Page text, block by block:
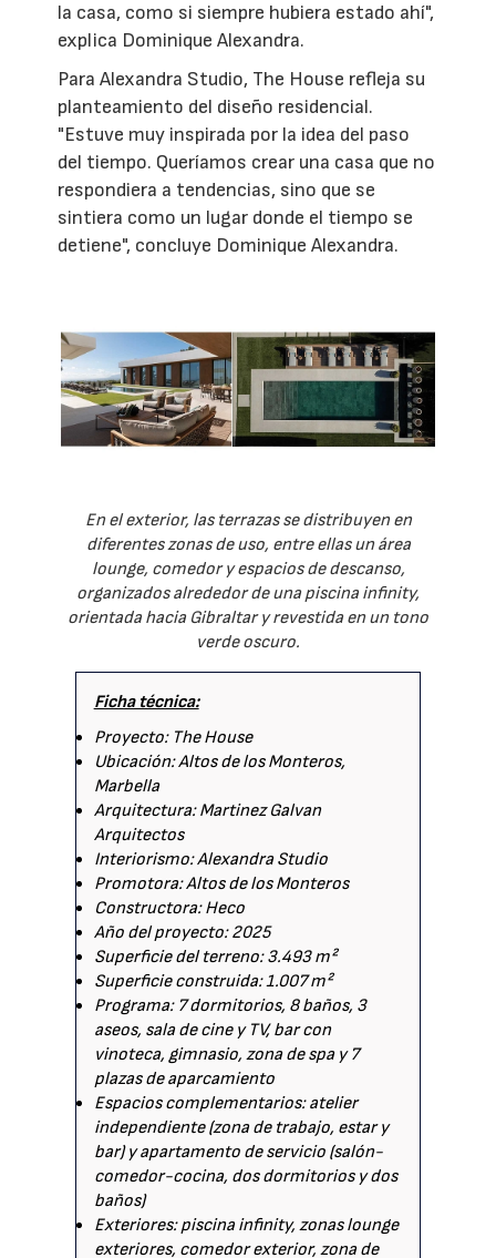
la casa, como si siempre hubiera estado ahí",
explica Dominique Alexandra.
Para Alexandra Studio, The House refleja su
planteamiento del diseño residencial.
"Estuve muy inspirada por la idea del paso
del tiempo. Queríamos crear una casa que no
respondiera a tendencias, sino que se
sintiera como un lugar donde el tiempo se
detiene", concluye Dominique Alexandra.
En el exterior, las terrazas se distribuyen en
diferentes zonas de uso, entre ellas un área
lounge, comedor y espacios de descanso,
organizados alrededor de una piscina infinity,
orientada hacia Gibraltar y revestida en un tono
verde oscuro.
Ficha técnica:
Proyecto: The House
Ubicación: Altos de los Monteros,
Marbella
Arquitectura: Martinez Galvan
Arquitectos
Interiorismo: Alexandra Studio
Promotora: Altos de los Monteros
Constructora: Heco
Año del proyecto: 2025
Superficie del terreno: 3.493 m²
Superficie construida: 1.007 m²
Programa: 7 dormitorios, 8 baños, 3
aseos, sala de cine y TV, bar con
vinoteca, gimnasio, zona de spa y 7
plazas de aparcamiento
Espacios complementarios: atelier
independiente (zona de trabajo, estar y
bar) y apartamento de servicio (salón-
comedor-cocina, dos dormitorios y dos
baños)
Exteriores: piscina infinity, zonas lounge
exteriores, comedor exterior, zona de